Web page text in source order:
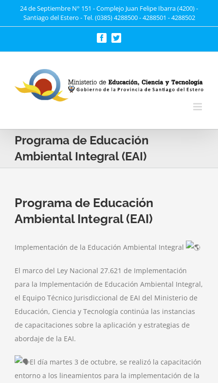
24 de Septiembre N° 151 - Complejo Juan Felipe Ibarra (4200) -
Santiago del Estero - Tel. (0385) 4288500 - 4288501 - 4288502
FacebookTwitter
Programa de Educación
Ambiental Integral (EAI)
Programa de Educación
Ambiental Integral (EAI)
Implementación de la Educación Ambiental Integral
El marco del Ley Nacional 27.621 de Implementación
para la Implementación de Educación Ambiental Integral,
el Equipo Técnico Jurisdiccional de EAI del Ministerio de
Educación, Ciencia y Tecnología continúa las instancias
de capacitaciones sobre la aplicación y estrategias de
abordaje de la EAI.
El día martes 3 de octubre, se realizó la capacitación
entorno a los lineamientos para la implementación de la